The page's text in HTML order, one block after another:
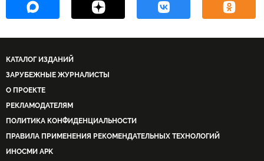
КАТАЛОГ ИЗДАНИЙ
ЗАРУБЕЖНЫЕ ЖУРНАЛИСТЫ
О ПРОЕКТЕ
РЕКЛАМОДАТЕЛЯМ
ПОЛИТИКА КОНФИДЕНЦИАЛЬНОСТИ
ПРАВИЛА ПРИМЕНЕНИЯ РЕКОМЕНДАТЕЛЬНЫХ ТЕХНОЛОГИЙ
ИНОСМИ APK